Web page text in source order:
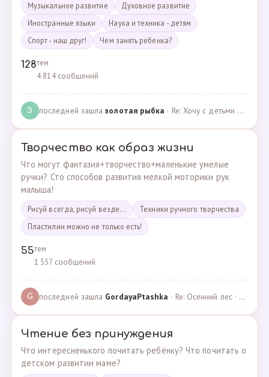
Музыкальное развитие
Духовное развитие
Иностранные языки
Наука и техника - детям
Спорт - наш друг!
Чем занять ребенка?
128тем
4 814 сообщений
З последней зашлазолотая рыбка · Re: Хочу с детьми поехать на следующей неделе в Сан… · 19.05.2024
Творчество как образ жизни
Что могут фантазия+творчество+маленькие умелые
ручки? Сто способов развития мелкой моторики рук
малыша!
Рисуй всегда, рисуй везде...
Техники ручного творчества
Пластилин можно не только есть!
55тем
1 557 сообщений
G последней зашла GordayaPtashka · Re: Осенний лес · 05.05.2022
Чтение без принуждения
Что интересненького почитать ребёнку? Что почитать о
детском развитии маме?